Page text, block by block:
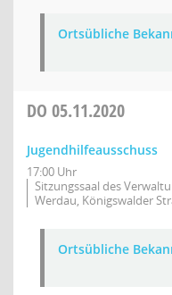
Ortsübliche
DO 05.11.2020
Jugendhilfeausschuss
17:00 Uhr
Sitzungssaal des
Werdau, Königswalder
Ortsübliche